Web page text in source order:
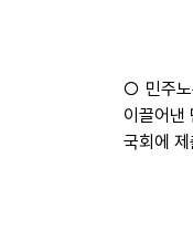
○ 민주노
이끌어낸
국회에